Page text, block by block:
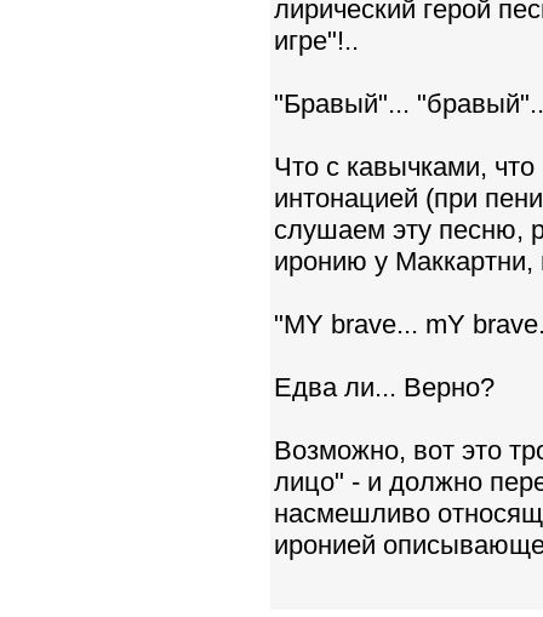
лирический герой
игре"!..
"Бравый"...
Что с кавычками,
интонацией (при
слушаем эту песню,
иронию у
"MY brave... mY
Едва ли... Верно?
Возможно, вот это
лицо" - и должно
насмешливо
иронией